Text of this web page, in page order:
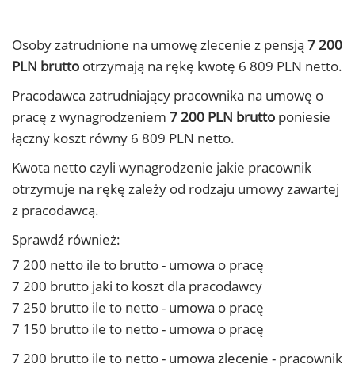
Osoby zatrudnione na umowę zlecenie z pensją 7 200
PLN brutto otrzymają na rękę kwotę 6 809 PLN netto.
Pracodawca zatrudniający pracownika na umowę o
pracę z wynagrodzeniem 7 200 PLN brutto poniesie
łączny koszt równy 6 809 PLN netto.
Kwota netto czyli wynagrodzenie jakie pracownik
otrzymuje na rękę zależy od rodzaju umowy zawartej
z pracodawcą.
Sprawdź również:
7 200 netto ile to brutto - umowa o pracę
7 200 brutto jaki to koszt dla pracodawcy
7 250 brutto ile to netto - umowa o pracę
7 150 brutto ile to netto - umowa o pracę
7 200 brutto ile to netto - umowa zlecenie - pracownik